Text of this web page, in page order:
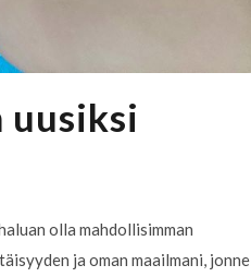
uusiksi
olla mahdollisimman
ja oman maailmani, jonne